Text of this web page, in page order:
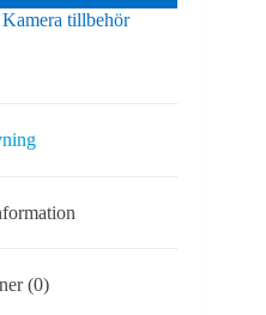
Kamera tillbehör
(0)